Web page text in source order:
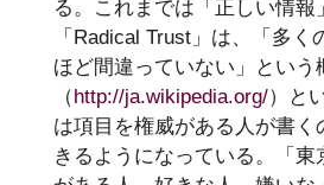
る。これまでは「正しい情
「Radical Trust」は、「多
ほど間違っていない」とい
（http://ja.wikipedia.org/）と
は項目を権威がある人が書
きるようになっている。「